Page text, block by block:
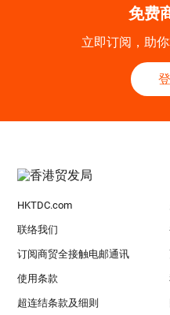
免费
立即订阅，助
HKTDC.com
联络我们
订阅商贸全接触电邮通讯
使用条款
超连结条款及细则